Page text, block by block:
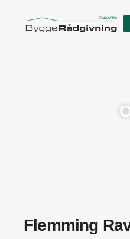
Flemming